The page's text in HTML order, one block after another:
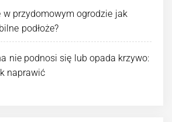
w przydomowym ogrodzie jak
podłoże?
nie podnosi się lub opada krzywo:
naprawić